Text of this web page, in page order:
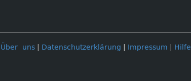
Über uns Datenschutzerklärung Impressum Hilfe